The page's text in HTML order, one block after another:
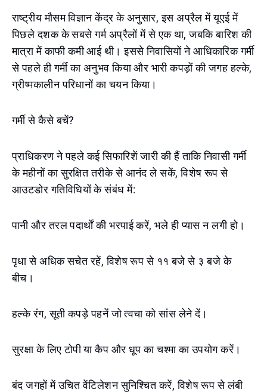
राष्ट्रीय मौसम विज्ञान केंद्र के अनुसार, इस अप्रैल में यूएई में
पिछले दशक के सबसे गर्म अप्रैलों में से एक था, जबकि बारिश की
मात्रा में काफी कमी आई थी। इससे निवासियों ने आधिकारिक गर्मी
से पहले ही गर्मी का अनुभव किया और भारी कपड़ों की जगह हल्के,
ग्रीष्मकालीन परिधानों का चयन किया।
गर्मी से कैसे बचें?
प्राधिकरण ने पहले कई सिफारिशें जारी की हैं ताकि निवासी गर्मी
के महीनों का सुरक्षित तरीके से आनंद ले सकें, विशेष रूप से
आउटडोर गतिविधियों के संबंध में:
पानी और तरल पदार्थों की भरपाई करें, भले ही प्यास न लगी हो।
पृधा से अधिक सचेत रहें, विशेष रूप से ११ बजे से ३ बजे के
बीच।
हल्के रंग, सूती कपड़े पहनें जो त्वचा को सांस लेने दें।
सुरक्षा के लिए टोपी या कैप और धूप का चश्मा का उपयोग करें।
बंद जगहों में उचित वेंटिलेशन सुनिश्चित करें, विशेष रूप से लंबी